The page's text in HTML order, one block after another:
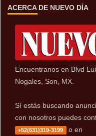
ACERCA DE NUEVO DÍA
Encuentranos en Blvd
Nogales, Son, MX.
Sí estás buscando
con nosotros puedes
+52(631)319-3199 o en